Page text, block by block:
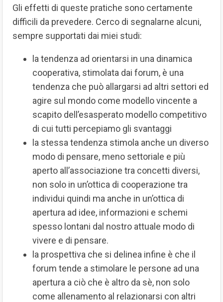
Gli effetti di queste pratiche sono certamente
difficili da prevedere. Cerco di segnalarne alcuni,
sempre supportati dai miei studi:
la tendenza ad orientarsi in una dinamica
cooperativa, stimolata dai forum, è una
tendenza che può allargarsi ad altri settori ed
agire sul mondo come modello vincente a
scapito dell’esasperato modello competitivo
di cui tutti percepiamo gli svantaggi
la stessa tendenza stimola anche un diverso
modo di pensare, meno settoriale e più
aperto all’associazione tra concetti diversi,
non solo in un’ottica di cooperazione tra
individui quindi ma anche in un’ottica di
apertura ad idee, informazioni e schemi
spesso lontani dal nostro attuale modo di
vivere e di pensare.
la prospettiva che si delinea infine è che il
forum tende a stimolare le persone ad una
apertura a ciò che è altro da sè, non solo
come allenamento al relazionarsi con altri